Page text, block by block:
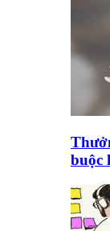
buộc